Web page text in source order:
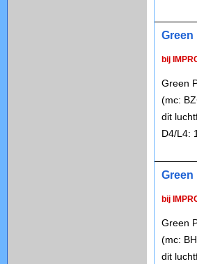
Green
bij
Green
(mc:
dit
D4/L4:
Green
bij
Green
(mc:
dit